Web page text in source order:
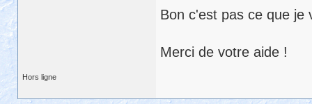
Bon c'est pas ce que je
Merci de votre aide !
Hors ligne